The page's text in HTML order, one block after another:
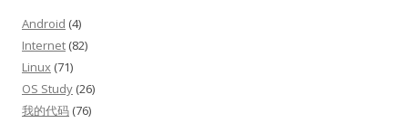
Android (4)
Internet (82)
Linux (71)
OS Study (26)
我的代码 (76)